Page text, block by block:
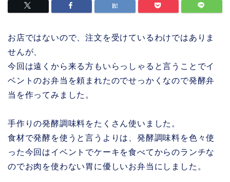
お店ではないので、注文を受けているわけではありま
せんが、
今回は遠くから来る方もいらっしゃると言うことでイ
ベントのお弁当を頼まれたのでせっかくなので発酵弁
当を作ってみました。
手作りの発酵調味料をたくさん使いました。
食材で発酵を使うと言うよりは、発酵調味料を色々使
った今回はイベントでケーキを食べてからのランチな
のでお肉を使わない胃に優しいお弁当にしました。